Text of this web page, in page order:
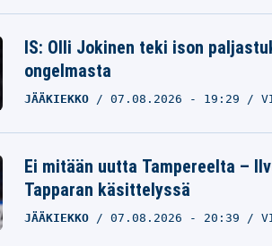
IS: Olli Jokinen teki ison
ongelmasta
JÄÄKIEKKO 07.08.2026 - 19:29
Ei mitään uutta Tampereelta –
Tapparan käsittelyssä
JÄÄKIEKKO 07.08.2026 - 20:39